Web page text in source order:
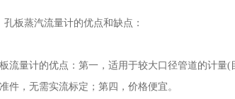
蒸汽流量计的优点和缺点：
量计的优点：第一，适用于较大口径管道的计量(
件，无需实流标定；第四，价格便宜。